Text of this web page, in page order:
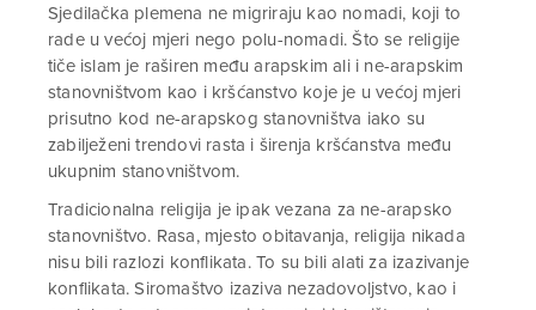
Sjedilačka plemena ne migriraju kao nomadi, koji to
rade u većoj mjeri nego polu-nomadi. Što se religije
tiče islam je raširen među arapskim ali i ne-arapskim
stanovništvom kao i kršćanstvo koje je u većoj mjeri
prisutno kod ne-arapskog stanovništva iako su
zabilježeni trendovi rasta i širenja kršćanstva među
ukupnim stanovništvom.
Tradicionalna religija je ipak vezana za ne-arapsko
stanovništvo. Rasa, mjesto obitavanja, religija nikada
nisu bili razlozi konflikata. To su bili alati za izazivanje
konflikata. Siromaštvo izaziva nezadovoljstvo, kao i